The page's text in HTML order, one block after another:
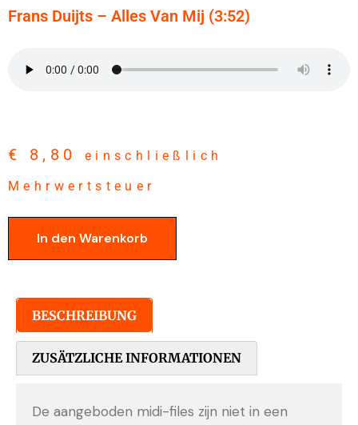
Frans Duijts – Alles Van Mij (3:52)
€ 8,80
einschließlich
Mehrwertsteuer
In den Warenkorb
BESCHREIBUNG
ZUSÄTZLICHE INFORMATIONEN
De aangeboden midi-files zijn niet in een